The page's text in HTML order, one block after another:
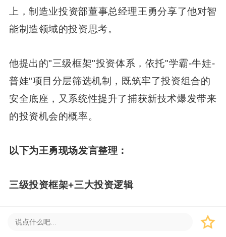
上，制造业投资部董事总经理王勇分享了他对智
能制造领域的投资思考。
他提出的"三级框架"投资体系，依托"学霸-牛娃-
普娃"项目分层筛选机制，既筑牢了投资组合的
安全底座，又系统性提升了捕获新技术爆发带来
的投资机会的概率。
以下为王勇现场发言整理：
三级投资框架+三大投资逻辑
今天，智能化已经成为重塑全球制造业竞争格局